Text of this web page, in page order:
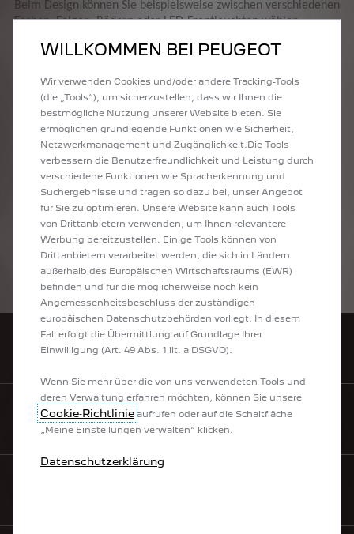
Beim Design können Sie beispielsweise zwischen verschiedenen
Farben, Felgen, Rädern oder LED-Frontleuchten wählen,
Kombiinstrument.
viele Technologien serienmäßig an Bord, so z.B. digitales 3D-
Kombiinstrument, Navigationssystem,
Geschwindigkeitsregelanlage mit Geschwindigkeitsbegrenzer
u.v.m.
DIE ABMESSUNGEN DES NEUEN PEUGEOT 308 SW
Der Kombi ist 2062 mm breit, 4636 mm lang und 1442 mm hoch. Das
Kofferraumvolumen beträgt je nach Version zwischen 548 und 608 l.
HÄNDLERSUCHE
MYPEUGEOT
WILLKOMMEN BEI PEUGEOT
Wir verwenden Cookies und/oder andere Tracking-Tools
(die „Tools“), um sicherzustellen, dass wir Ihnen die
bestmögliche Nutzung unserer Website bieten. Sie
ermöglichen grundlegende Funktionen wie Sicherheit,
Netzwerkmanagement und Zugänglichkeit.Die Tools
verbessern die Benutzerfreundlichkeit und Leistung durch
verschiedene Funktionen wie Spracherkennung und
Suchergebnisse und tragen so dazu bei, unser Angebot
für Sie zu optimieren. Unsere Website kann auch Tools
von Drittanbietern verwenden, um Ihnen relevantere
Werbung bereitzustellen. Einige Tools können von
Drittanbietern verarbeitet werden, die sich in Ländern
außerhalb des Europäischen Wirtschaftsraums (EWR)
befinden und für die möglicherweise noch kein
Angemessenheitsbeschluss der zuständigen
europäischen Datenschutzbehörden vorliegt. In diesem
Fall erfolgt die Übermittlung auf Grundlage Ihrer
Einwilligung (Art. 49 Abs. 1 lit. a DSGVO).
Wenn Sie mehr über die von uns verwendeten Tools und
deren Verwaltung erfahren möchten, können Sie unsere
Cookie‑Richtlinie aufrufen oder auf die Schaltfläche
„Meine Einstellungen verwalten“ klicken.
Datenschutzerklärung